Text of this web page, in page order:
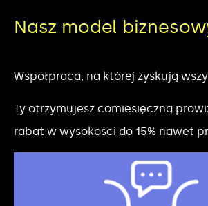
Nasz model
Współpraca, na której zyskują
Ty otrzymujesz comiesięczną
rabat w wysokości do 15% nawet